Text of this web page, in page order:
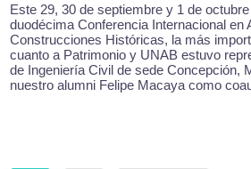
Este 29, 30 de septiembre y 1 de
duodécima Conferencia Internacional en
Construcciones Históricas, la más
cuanto a Patrimonio y UNAB estuvo
de Ingeniería Civil de sede Concepción,
nuestro alumni Felipe Macaya como